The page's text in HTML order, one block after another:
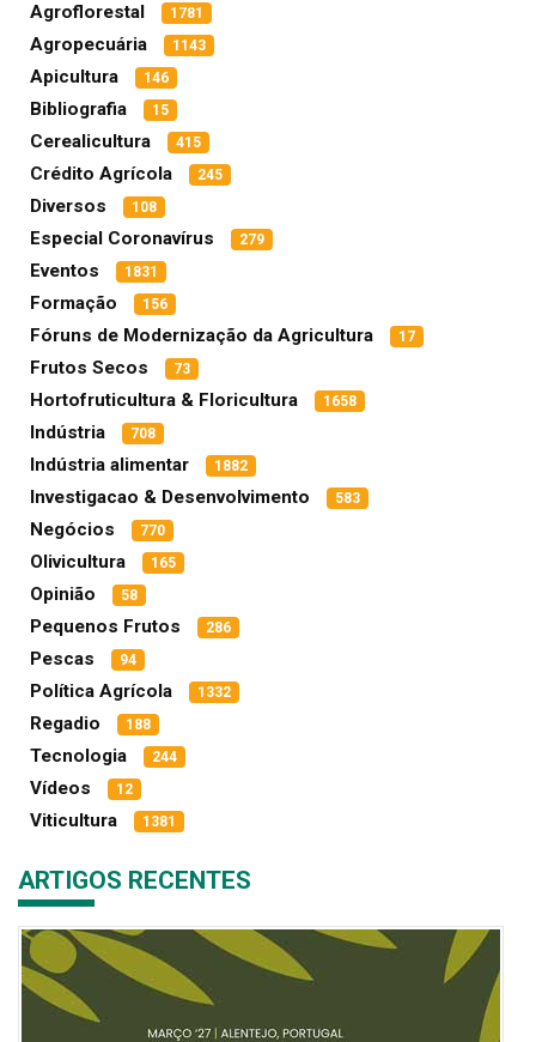
Agroflorestal 1781
Agropecuária 1143
Apicultura 146
Bibliografia 15
Cerealicultura 415
Crédito Agrícola 245
Diversos 108
Especial Coronavírus 279
Eventos 1831
Formação 156
Fóruns de Modernização da Agricultura 17
Frutos Secos 73
Hortofruticultura & Floricultura 1658
Indústria 708
Indústria alimentar 1882
Investigacao & Desenvolvimento 583
Negócios 770
Olivicultura 165
Opinião 58
Pequenos Frutos 286
Pescas 94
Política Agrícola 1332
Regadio 188
Tecnologia 244
Vídeos 12
Viticultura 1381
ARTIGOS RECENTES